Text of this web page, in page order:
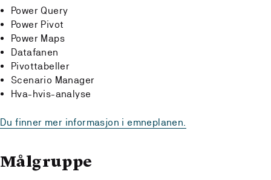
Power Query
Power Pivot
Power Maps
Datafanen
Pivottabeller
Scenario Manager
Hva-hvis-analyse
Du finner mer informasjon i emneplanen.
Målgruppe